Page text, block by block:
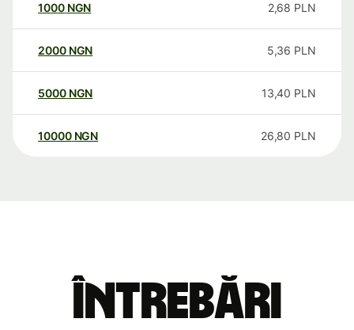
1000 NGN 2,68 PLN
2000 NGN 5,36 PLN
5000 NGN 13,40 PLN
10000 NGN 26,80 PLN
Întrebări